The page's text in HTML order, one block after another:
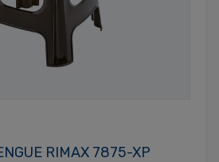
RIMAX 7875-XP